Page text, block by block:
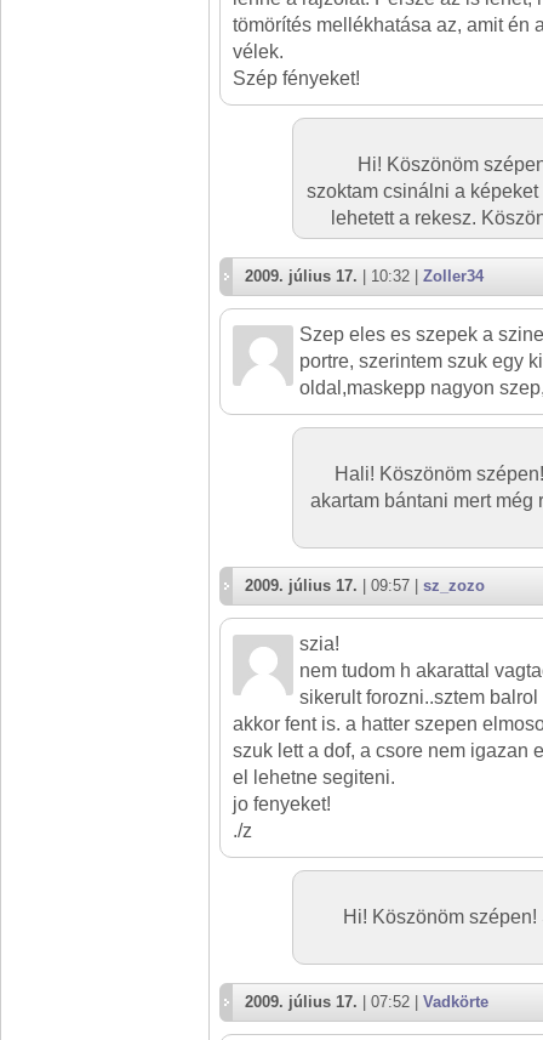
tömörítés mellékhatása az, amit én
vélek.
Szép fényeket!
Hi! Köszönöm
szoktam csinálni a
lehetett a rekesz.
2009. július 17. | 10:32 | Zoller34
Szep eles es szepek a
portre, szerintem szuk egy
oldal,maskepp nagyon
Hali! Köszönöm
akartam bántani mert még
2009. július 17. | 09:57 | sz_zozo
szia!
nem tudom h akarattal
sikerult forozni..sztem
akkor fent is. a hatter szepen
szuk lett a dof, a csore nem igazan
el lehetne segiteni.
jo fenyeket!
./z
Hi! Köszönöm
2009. július 17. | 07:52 | Vadkörte